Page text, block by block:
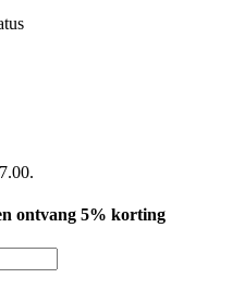
ontvang 5% korting